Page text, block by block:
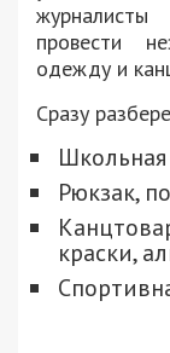
провести
одежду и
Сразу
Рюкзак,
краски,